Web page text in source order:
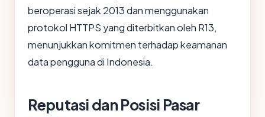
beroperasi sejak 2013 dan menggunakan
protokol HTTPS yang diterbitkan oleh R13,
menunjukkan komitmen terhadap keamanan
data pengguna di Indonesia.
Reputasi dan Posisi Pasar